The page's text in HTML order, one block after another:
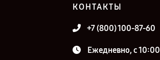
КОНТАКТЫ
+7 (800) 100-87-60
Ежедневно, с